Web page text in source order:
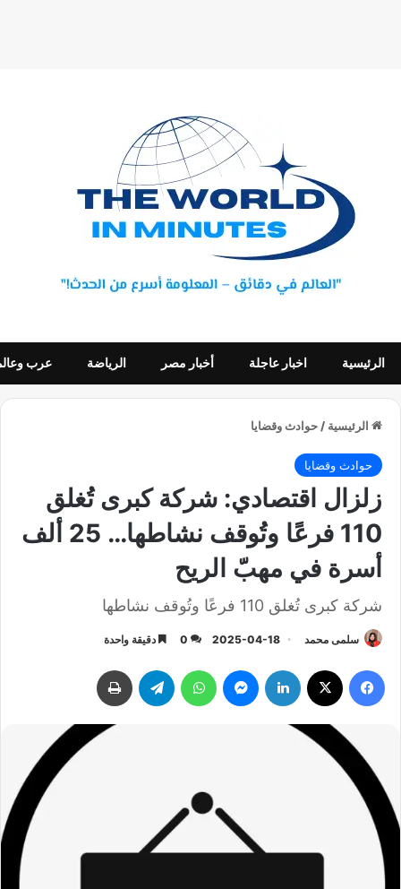
الرئيسية اخبار عاجلة أخبار مصر الرياضة عرب
الرئيسية / حوادث وقضايا
حوادث وقضايا
زلزال اقتصادي: شركة كبرى تُغلق
110 فرعًا وتُوقف نشاطها… 25 ألف
أسرة في مهبّ الريح
شركة كبرى تُغلق 110 فرعًا وتُوقف نشاطها
سلمى محمد 2025-04-18
0 دقيقة واحدة